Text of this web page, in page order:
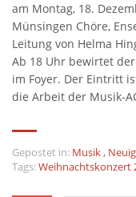
am Montag, 18.
Münsingen Chöre,
Leitung von Helma
Ab 18 Uhr bewirtet
im Foyer. Der Eintritt
die Arbeit der Musik-
Gepostet in: Musik,
Tags:Weihnachtskonzert